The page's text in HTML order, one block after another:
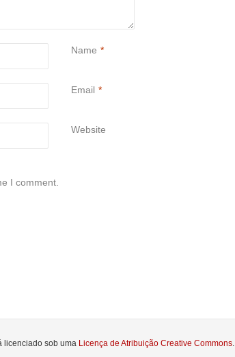
Name *
Email *
Website
I comment.
licenciado sob uma Licença de Atribuição Creative Commons.